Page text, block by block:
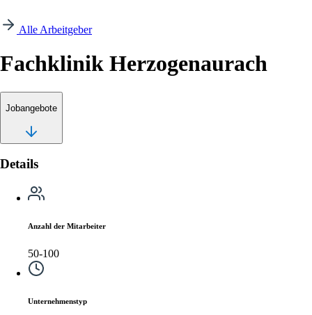
Alle Arbeitgeber
Fachklinik Herzogenaurach
Jobangebote
Details
Anzahl der Mitarbeiter
50-100
Unternehmenstyp